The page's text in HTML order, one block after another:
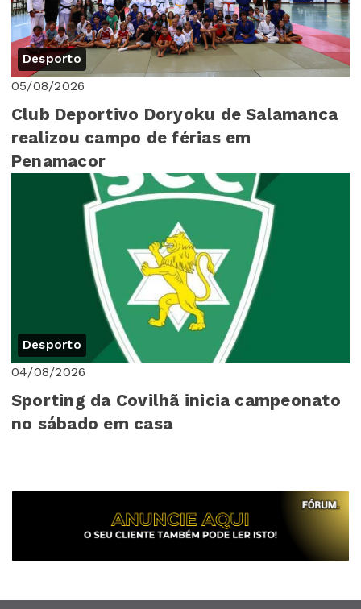
Desporto
05/08/2026
Club Deportivo Doryoku de Salamanca
realizou campo de férias em
Penamacor
Desporto
04/08/2026
Sporting da Covilhã inicia campeonato
no sábado em casa